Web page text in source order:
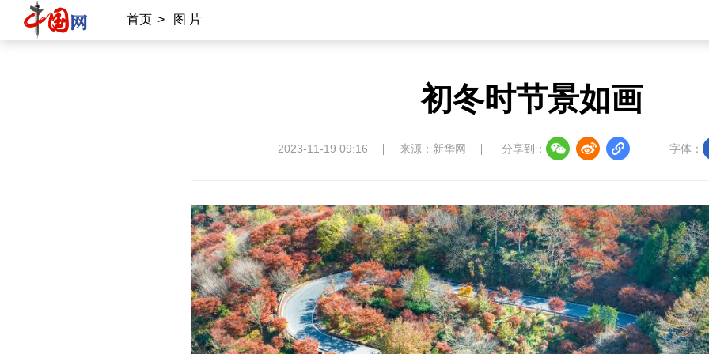
首页 > 图 片
初冬时节景如画
2023-11-19 09:16 来源：新华网 分享到： 字体：